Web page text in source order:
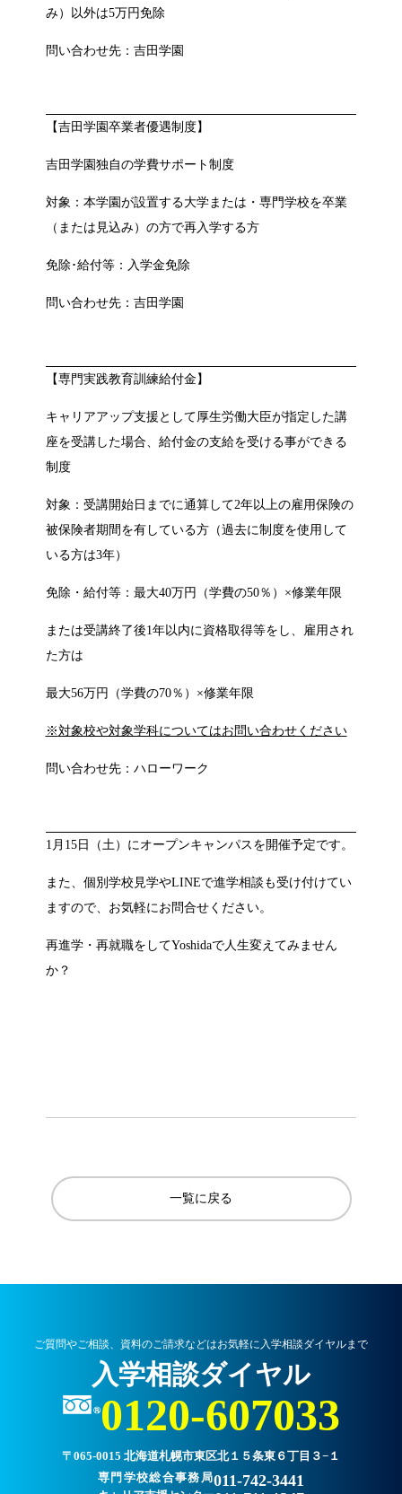
み）以外は5万円免除
問い合わせ先：吉田学園
【吉田学園卒業者優遇制度】
吉田学園独自の学費サポート制度
対象：本学園が設置する大学または・専門学校を卒業
（または見込み）の方で再入学する方
免除･給付等：入学金免除
問い合わせ先：吉田学園
【専門実践教育訓練給付金】
キャリアアップ支援として厚生労働大臣が指定した講
座を受講した場合、給付金の支給を受ける事ができる
制度
対象：受講開始日までに通算して2年以上の雇用保険の
被保険者期間を有している方（過去に制度を使用して
いる方は3年）
免除・給付等：最大40万円（学費の50％）×修業年限
または受講終了後1年以内に資格取得等をし、雇用され
た方は
最大56万円（学費の70％）×修業年限
※対象校や対象学科についてはお問い合わせください
問い合わせ先：ハローワーク
1月15日（土）にオープンキャンパスを開催予定です。
また、個別学校見学やLINEで進学相談も受け付けてい
ますので、お気軽にお問合せください。
再進学・再就職をしてYoshidaで人生変えてみません
か？
一覧に戻る
ご質問やご相談、資料のご請求などはお気軽に入学相談ダイヤルまで
入学相談ダイヤル
0120-607033
〒065-0015 北海道札幌市東区北１５条東６丁目３−１
専門学校総合事務局011-742-3441